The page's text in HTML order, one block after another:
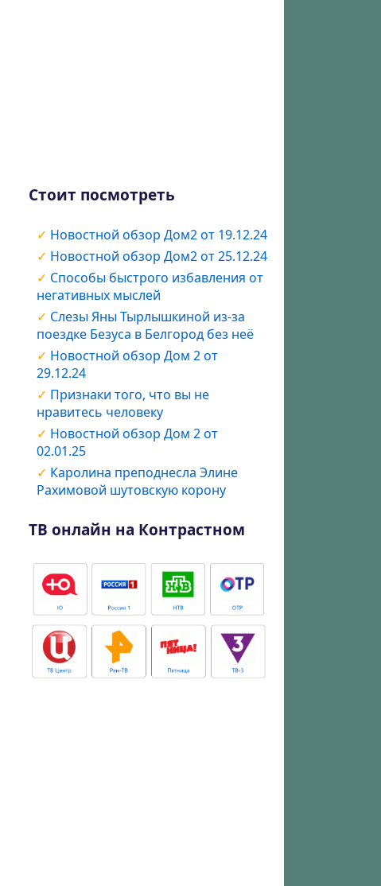
Стоит посмотреть
Новостной обзор Дом2 от 19.12.24
Новостной обзор Дом2 от 25.12.24
Способы быстрого избавления от
негативных мыслей
Слезы Яны Тырлышкиной из-за
поездке Безуса в Белгород без неё
Новостной обзор Дом 2 от
29.12.24
Признаки того, что вы не
нравитесь человеку
Новостной обзор Дом 2 от
02.01.25
Каролина преподнесла Элине
Рахимовой шутовскую корону
ТВ онлайн на Контрастном